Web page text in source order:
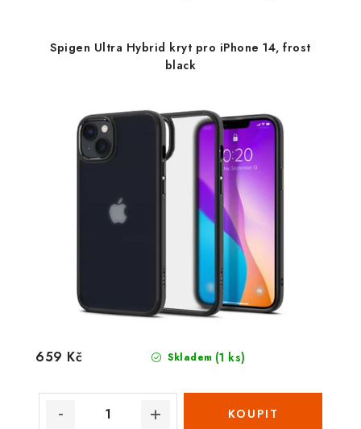
Spigen Ultra Hybrid kryt pro iPhone 14, frost
black
Skladem (1 ks)
659 Kč